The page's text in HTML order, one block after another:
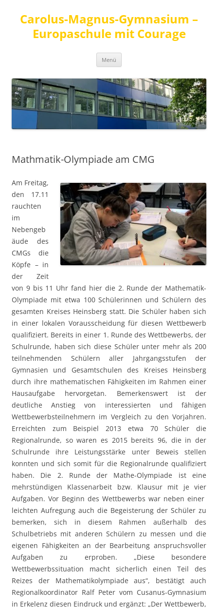
Carolus-Magnus-Gymnasium –
Europaschule mit Courage
Menü
Mathmatik-Olympiade am CMG
Am Freitag,
den 17.11
rauchten
im
Nebengeb
äude des
CMGs die
Köpfe – in
der Zeit
von 9 bis 11 Uhr fand hier die 2. Runde der Mathematik-
Olympiade mit etwa 100 Schülerinnen und Schülern des
gesamten Kreises Heinsberg statt. Die Schüler haben sich
in einer lokalen Vorausscheidung für diesen Wettbewerb
qualifiziert. Bereits in einer 1. Runde des Wettbewerbs, der
Schulrunde, haben sich diese Schüler unter mehr als 200
teilnehmenden Schülern aller Jahrgangsstufen der
Gymnasien und Gesamtschulen des Kreises Heinsberg
durch ihre mathematischen Fähigkeiten im Rahmen einer
Hausaufgabe hervorgetan. Bemerkenswert ist der
deutliche Anstieg von interessierten und fähigen
Wettbewerbsteilnehmern im Vergleich zu den Vorjahren.
Erreichten zum Beispiel 2013 etwa 70 Schüler die
Regionalrunde, so waren es 2015 bereits 96, die in der
Schulrunde ihre Leistungsstärke unter Beweis stellen
konnten und sich somit für die Regionalrunde qualifiziert
haben. Die 2. Runde der Mathe-Olympiade ist eine
mehrstündigen Klassenarbeit bzw. Klausur mit je vier
Aufgaben. Vor Beginn des Wettbewerbs war neben einer
leichten Aufregung auch die Begeisterung der Schüler zu
bemerken, sich in diesem Rahmen außerhalb des
Schulbetriebs mit anderen Schülern zu messen und die
eigenen Fähigkeiten an der Bearbeitung anspruchsvoller
Aufgaben zu erproben. „Diese besondere
Wettbewerbssituation macht sicherlich einen Teil des
Reizes der Mathematikolympiade aus“, bestätigt auch
Regionalkoordinator Ralf Peter vom Cusanus-Gymnasium
in Erkelenz diesen Eindruck und ergänzt: „Der Wettbewerb,